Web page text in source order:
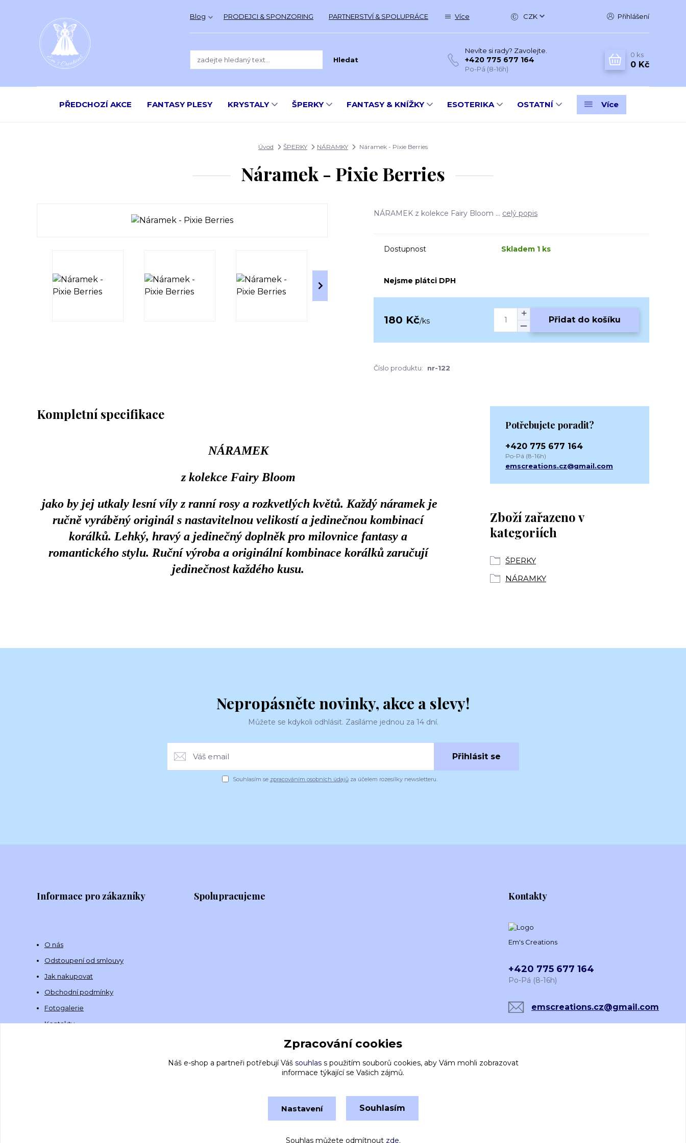
Blog PRODEJCI & SPONZORING PARTNERSTVÍ & SPOLUPRÁCE Více CZK Přihlášení
Hledat
Nevíte si rady? Zavolejte.
+420 775 677 164
Po-Pá (8-16h)
0 ks
0 Kč
PŘEDCHOZÍ AKCE FANTASY PLESY KRYSTALY ŠPERKY FANTASY & KNÍŽKY ESOTERIKA OSTATNÍ Více
Úvod ŠPERKY NÁRAMKY Náramek - Pixie Berries
Náramek - Pixie Berries
NÁRAMEK z kolekce Fairy Bloom ... celý popis
Dostupnost Skladem 1 ks
Nejsme plátci DPH
180 Kč/ks Přidat do košíku
Číslo produktu: nr-122
Kompletní specifikace
NÁRAMEK
z kolekce Fairy Bloom
jako by jej utkaly lesní víly z ranní rosy a rozkvetlých květů. Každý náramek je
ručně vyráběný originál s nastavitelnou velikostí a jedinečnou kombinací
korálků. Lehký, hravý a jedinečný doplněk pro milovnice fantasy a
romantického stylu. Ruční výroba a originální kombinace korálků zaručují
jedinečnost každého kusu.
Zboží zařazeno v
kategoriích
ŠPERKY
NÁRAMKY
Potřebujete poradit?
+420 775 677 164
Po-Pá (8-16h)
emscreations.cz@gmail.com
Nepropásněte novinky, akce a slevy!
Můžete se kdykoli odhlásit. Zasíláme jednou za 14 dní.
Přihlásit se
Souhlasím se zpracováním osobních údajůza účelem rozesílky newsletteru.
Informace pro zákazníky
O nás
Odstoupení od smlouvy
Jak nakupovat
Obchodní podmínky
Fotogalerie
Kontakty
Spolupracujeme Kontakty
Em's Creations
+420 775 677 164
Po-Pá (8-16h)
emscreations.cz@gmail.com
Zpracování cookies
Náš e-shop a partneři potřebují Váš souhlass použitím souborů cookies, aby Vám mohli zobrazovat
informace týkající se Vašich zájmů.
Nastavení Souhlasím
Souhlas můžete odmítnout zde.